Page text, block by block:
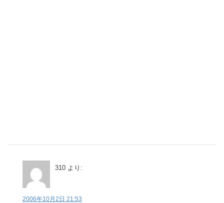
310 より:
2006年10月2日 21:53